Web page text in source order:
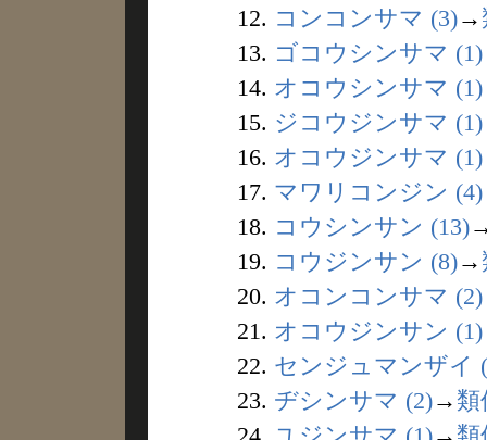
12. コンコンサマ (3)→
13. ゴコウシンサマ (1)
14. オコウシンサマ (1)
15. ジコウジンサマ (1)
16. オコウジンサマ (1)
17. マワリコンジン (4)
18. コウシンサン (13)
19. コウジンサン (8)→
20. オコンコンサマ (2)
21. オコウジンサン (1)
22. センジュマンザイ
23. ヂシンサマ (2)→ 類